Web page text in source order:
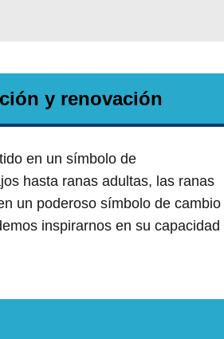
y renovación
en un símbolo de
hasta ranas adultas, las ranas
un poderoso símbolo de cambio
inspirarnos en su capacidad